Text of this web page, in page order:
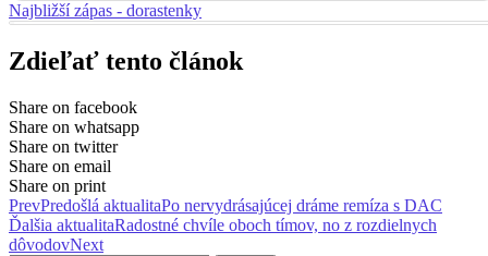
Najbližší zápas - dorastenky
Zdieľať tento článok
Share on facebook
Share on whatsapp
Share on twitter
Share on email
Share on print
PrevPredošlá aktualitaPo nervydrásajúcej dráme remíza s DAC
Ďalšia aktualitaRadostné chvíle oboch tímov, no z rozdielnych
dôvodovNext